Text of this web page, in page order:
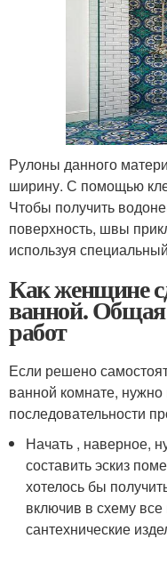
Рулоны данного
ширину. С помощью
Чтобы получить
поверхность, швы
используя
Как женщине
ванной. Общая
работ
Если решено
ванной комнате, нужно
последовательности
Начать , наверное,
составить эскиз
хотелось бы
включив в схему
сантехнические